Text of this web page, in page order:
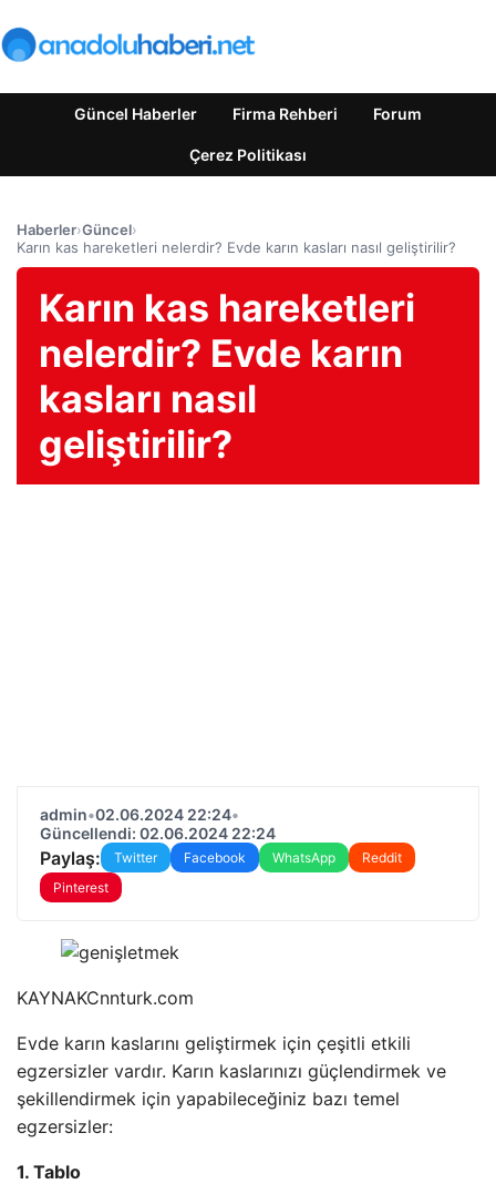
Güncel Haberler Firma Rehberi Forum
Çerez Politikası
Haberler›Güncel›
Karın kas hareketleri nelerdir? Evde karın kasları nasıl geliştirilir?
Karın kas hareketleri
nelerdir? Evde karın
kasları nasıl
geliştirilir?
admin•02.06.2024 22:24•
Güncellendi: 02.06.2024 22:24
Paylaş: Twitter Facebook WhatsApp
Reddit
Pinterest
KAYNAKCnnturk.com
Evde karın kaslarını geliştirmek için çeşitli etkili
egzersizler vardır. Karın kaslarınızı güçlendirmek ve
şekillendirmek için yapabileceğiniz bazı temel
egzersizler:
1. Tablo